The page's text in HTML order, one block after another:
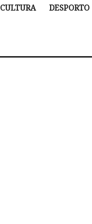
CULTURA DESPORTO